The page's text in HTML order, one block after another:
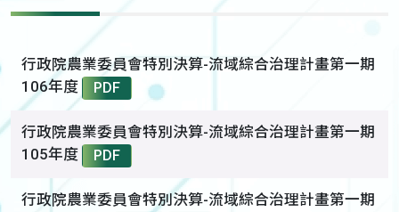
行政院農業委員會特別決算-流域綜合治理計畫第一期
106年度
PDF
行政院農業委員會特別決算-流域綜合治理計畫第一期
105年度
PDF
行政院農業委員會特別決算-流域綜合治理計畫第一期